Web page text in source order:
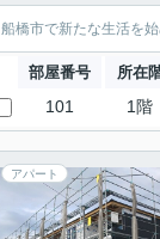
船橋市で新たな生活を
部屋番号 所在
101 1階
アパート